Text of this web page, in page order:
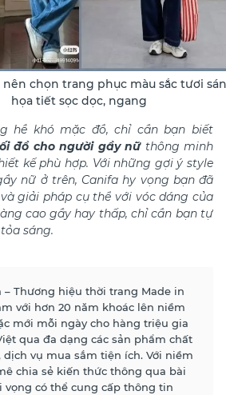
chọn trang phục màu sắc tươi
họa tiết sọc dọc, ngang
hề khó mặc đồ, chỉ cần bạn biết
đồ cho người gầy nữthông minh
kế phù hợp. Với những gợi ý style
nữ ở trên, Canifa hy vọng bạn đã
giải pháp cụ thể với vóc dáng của
cao gầy hay thấp, chỉ cần bạn tự
sáng.
– Thương hiệu thời trang Made in
với hơn 20 năm khoác lên niềm
mới mỗi ngày cho hàng triệu gia
qua đa dạng các sản phẩm chất
dịch vụ mua sắm tiện ích. Với niềm
chia sẻ kiến thức thông qua bài
vọng có thể cung cấp thông tin